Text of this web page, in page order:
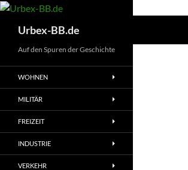
Urbex-BB.de
Auf den Spuren der Geschichte
WOHNEN
MILITÄR
FREIZEIT
INDUSTRIE
VERKEHR